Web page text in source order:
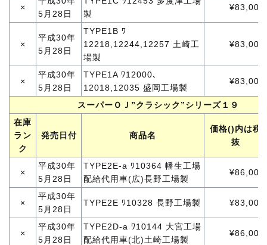
×
5月28日
製
¥83,000
×
平成30年
5月28日
TYPE1B ﾜ
12218,12244,12257 土崎工
場製
¥83,000
×
平成30年
5月28日
TYPE1A ﾜ12000､
12018,12035 盛岡工場製
¥83,000
スーパーＯＪ”クラシック”シリーズ１９
在庫
ラン
ク
発売日付 商品名
価格()内は税
抜
×
平成30年
5月28日
TYPE2E-a ﾜ10364 幡生工場
配給代用車(広)長野工場製
¥86,000
×
平成30年
5月28日
TYPE2E ﾜ10328 長野工場製 ¥83,000
×
平成30年
5月28日
TYPE2D-a ﾜ10144 大宮工場
配給代用車(北)土崎工場製
¥86,000